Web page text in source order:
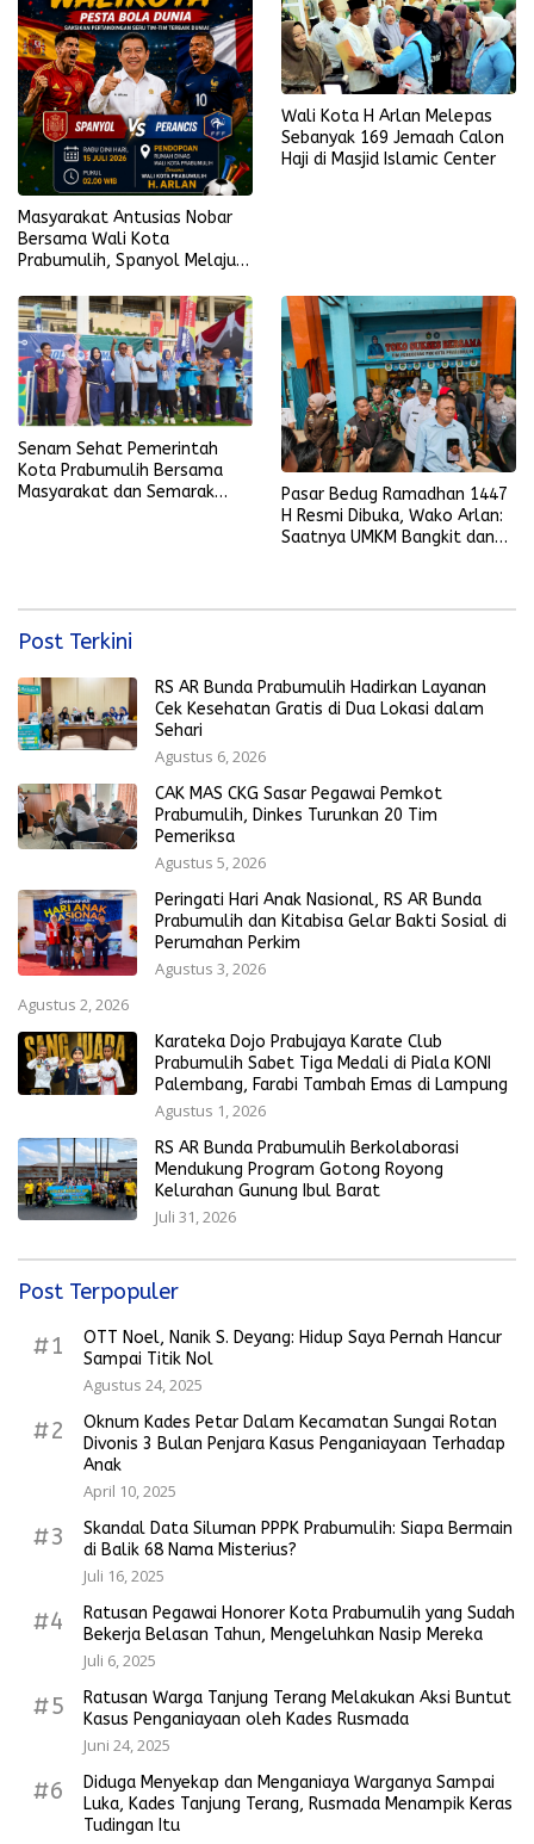
Masyarakat Antusias Nobar
Bersama Wali Kota
Prabumulih, Spanyol Melaju
Wali Kota H Arlan Melepas
Sebanyak 169 Jemaah Calon
Haji di Masjid Islamic Center
Senam Sehat Pemerintah
Kota Prabumulih Bersama
Masyarakat dan Semarak
Pasar Bedug Ramadhan 1447
H Resmi Dibuka, Wako Arlan:
Saatnya UMKM Bangkit dan
Post Terkini
RS AR Bunda Prabumulih Hadirkan Layanan
Cek Kesehatan Gratis di Dua Lokasi dalam
Sehari
Agustus 6, 2026
CAK MAS CKG Sasar Pegawai Pemkot
Prabumulih, Dinkes Turunkan 20 Tim
Pemeriksa
Agustus 5, 2026
Peringati Hari Anak Nasional, RS AR Bunda
Prabumulih dan Kitabisa Gelar Bakti Sosial di
Perumahan Perkim
Agustus 3, 2026
Agustus 2, 2026
Karateka Dojo Prabujaya Karate Club
Prabumulih Sabet Tiga Medali di Piala KONI
Palembang, Farabi Tambah Emas di Lampung
Agustus 1, 2026
RS AR Bunda Prabumulih Berkolaborasi
Mendukung Program Gotong Royong
Kelurahan Gunung Ibul Barat
Juli 31, 2026
Post Terpopuler
#1
OTT Noel, Nanik S. Deyang: Hidup Saya Pernah Hancur
Sampai Titik Nol
Agustus 24, 2025
#2
Oknum Kades Petar Dalam Kecamatan Sungai Rotan
Divonis 3 Bulan Penjara Kasus Penganiayaan Terhadap
Anak
April 10, 2025
#3
Skandal Data Siluman PPPK Prabumulih: Siapa Bermain
di Balik 68 Nama Misterius?
Juli 16, 2025
#4
Ratusan Pegawai Honorer Kota Prabumulih yang Sudah
Bekerja Belasan Tahun, Mengeluhkan Nasip Mereka
Juli 6, 2025
#5
Ratusan Warga Tanjung Terang Melakukan Aksi Buntut
Kasus Penganiayaan oleh Kades Rusmada
Juni 24, 2025
#6
Diduga Menyekap dan Menganiaya Warganya Sampai
Luka, Kades Tanjung Terang, Rusmada Menampik Keras
Tudingan Itu